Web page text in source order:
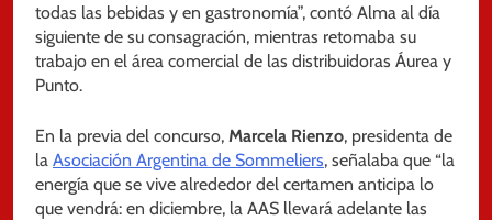
todas las bebidas y en gastronomía”, contó Alma al día
siguiente de su consagración, mientras retomaba su
trabajo en el área comercial de las distribuidoras Áurea y
Punto.
En la previa del concurso, Marcela Rienzo, presidenta de
la Asociación Argentina de Sommeliers, señalaba que “la
energía que se vive alrededor del certamen anticipa lo
que vendrá: en diciembre, la AAS llevará adelante las